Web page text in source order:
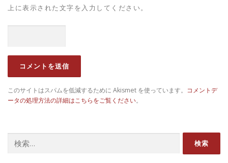
上に表示された文字を入力してください。
このサイトはスパムを低減するために Akismet を使っています。 コメントデ
ータの処理方法の詳細はこちらをご覧ください。
索: